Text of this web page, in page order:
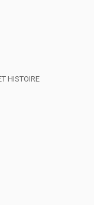
HISTOIRE